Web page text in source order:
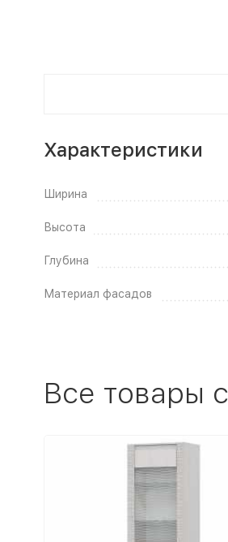
Характеристики
Ширина
Высота
Глубина
Материал фасадов
Все товары